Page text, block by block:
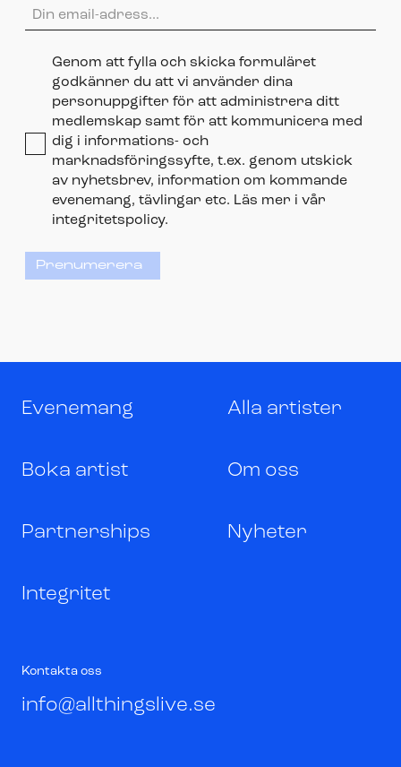
Genom att fylla och skicka formuläret
godkänner du att vi använder dina
personuppgifter för att administrera ditt
medlemskap samt för att kommunicera med
dig i informations- och
marknadsföringssyfte, t.ex. genom utskick
av nyhetsbrev, information om kommande
evenemang, tävlingar etc. Läs mer i vår
integritetspolicy.
Prenumerera
Evenemang Alla artister
Boka artist Om oss
Partnerships Nyheter
Integritet
Kontakta oss
info@allthingslive.se